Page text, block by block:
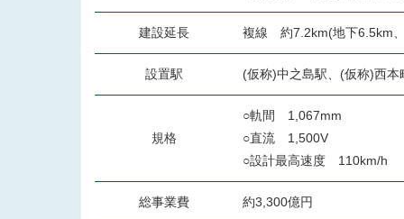
建設延長 複線 約7.2km(地下6.5km
設置駅 (仮称)中之島駅、(仮称)西
規格
○軌間 1,067mm
○直流 1,500V
○設計最高速度 110km/h
総事業費 約3,300億円